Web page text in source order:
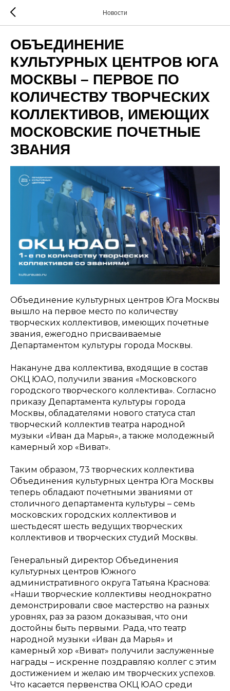
Новости
ОБЪЕДИНЕНИЕ
КУЛЬТУРНЫХ ЦЕНТРОВ ЮГА
МОСКВЫ – ПЕРВОЕ ПО
КОЛИЧЕСТВУ ТВОРЧЕСКИХ
КОЛЛЕКТИВОВ, ИМЕЮЩИХ
МОСКОВСКИЕ ПОЧЕТНЫЕ
ЗВАНИЯ
Объединение культурных центров Юга Москвы
вышло на первое место по количеству
творческих коллективов, имеющих почетные
звания, ежегодно присваиваемые
Департаментом культуры города Москвы.
Накануне два коллектива, входящие в состав
ОКЦ ЮАО, получили звания «Московского
городского творческого коллектива». Согласно
приказу Департамента культуры города
Москвы, обладателями нового статуса стал
творческий коллектив театра народной
музыки «Иван да Марья», а также молодежный
камерный хор «Виват».
Таким образом, 73 творческих коллектива
Объединения культурных центра Юга Москвы
теперь обладают почетными званиями от
столичного департамента культуры – семь
московских городских коллективов и
шестьдесят шесть ведущих творческих
коллективов и творческих студий Москвы.
Генеральный директор Объединения
культурных центров Южного
административного округа Татьяна Краснова:
«Наши творческие коллективы неоднократно
демонстрировали свое мастерство на разных
уровнях, раз за разом доказывая, что они
достойны быть первыми. Рада, что театр
народной музыки «Иван да Марья» и
камерный хор «Виват» получили заслуженные
награды – искренне поздравляю коллег с этим
достижением и желаю им творческих успехов.
Что касается первенства ОКЦ ЮАО среди